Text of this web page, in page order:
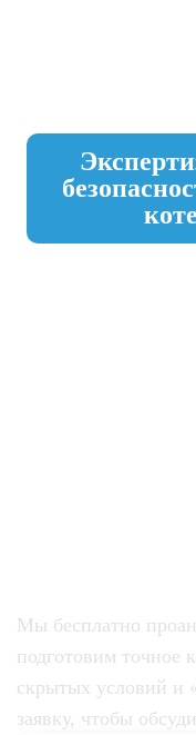
Мы бесплатно
подготовим точное
скрытых условий и
заявку, чтобы